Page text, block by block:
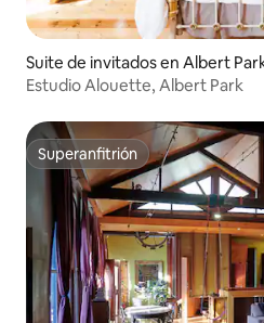
Suite de invitados en Albert
Estudio Alouette, Albert Park
Superanfitrión
Superanfitrión